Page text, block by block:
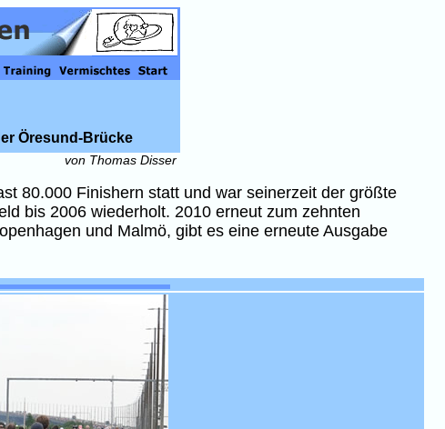
Öresund-Brücke
von Thomas Disser
80.000 Finishern statt und war seinerzeit der größte
bis 2006 wiederholt. 2010 erneut zum zehnten
und Malmö, gibt es eine erneute Ausgabe